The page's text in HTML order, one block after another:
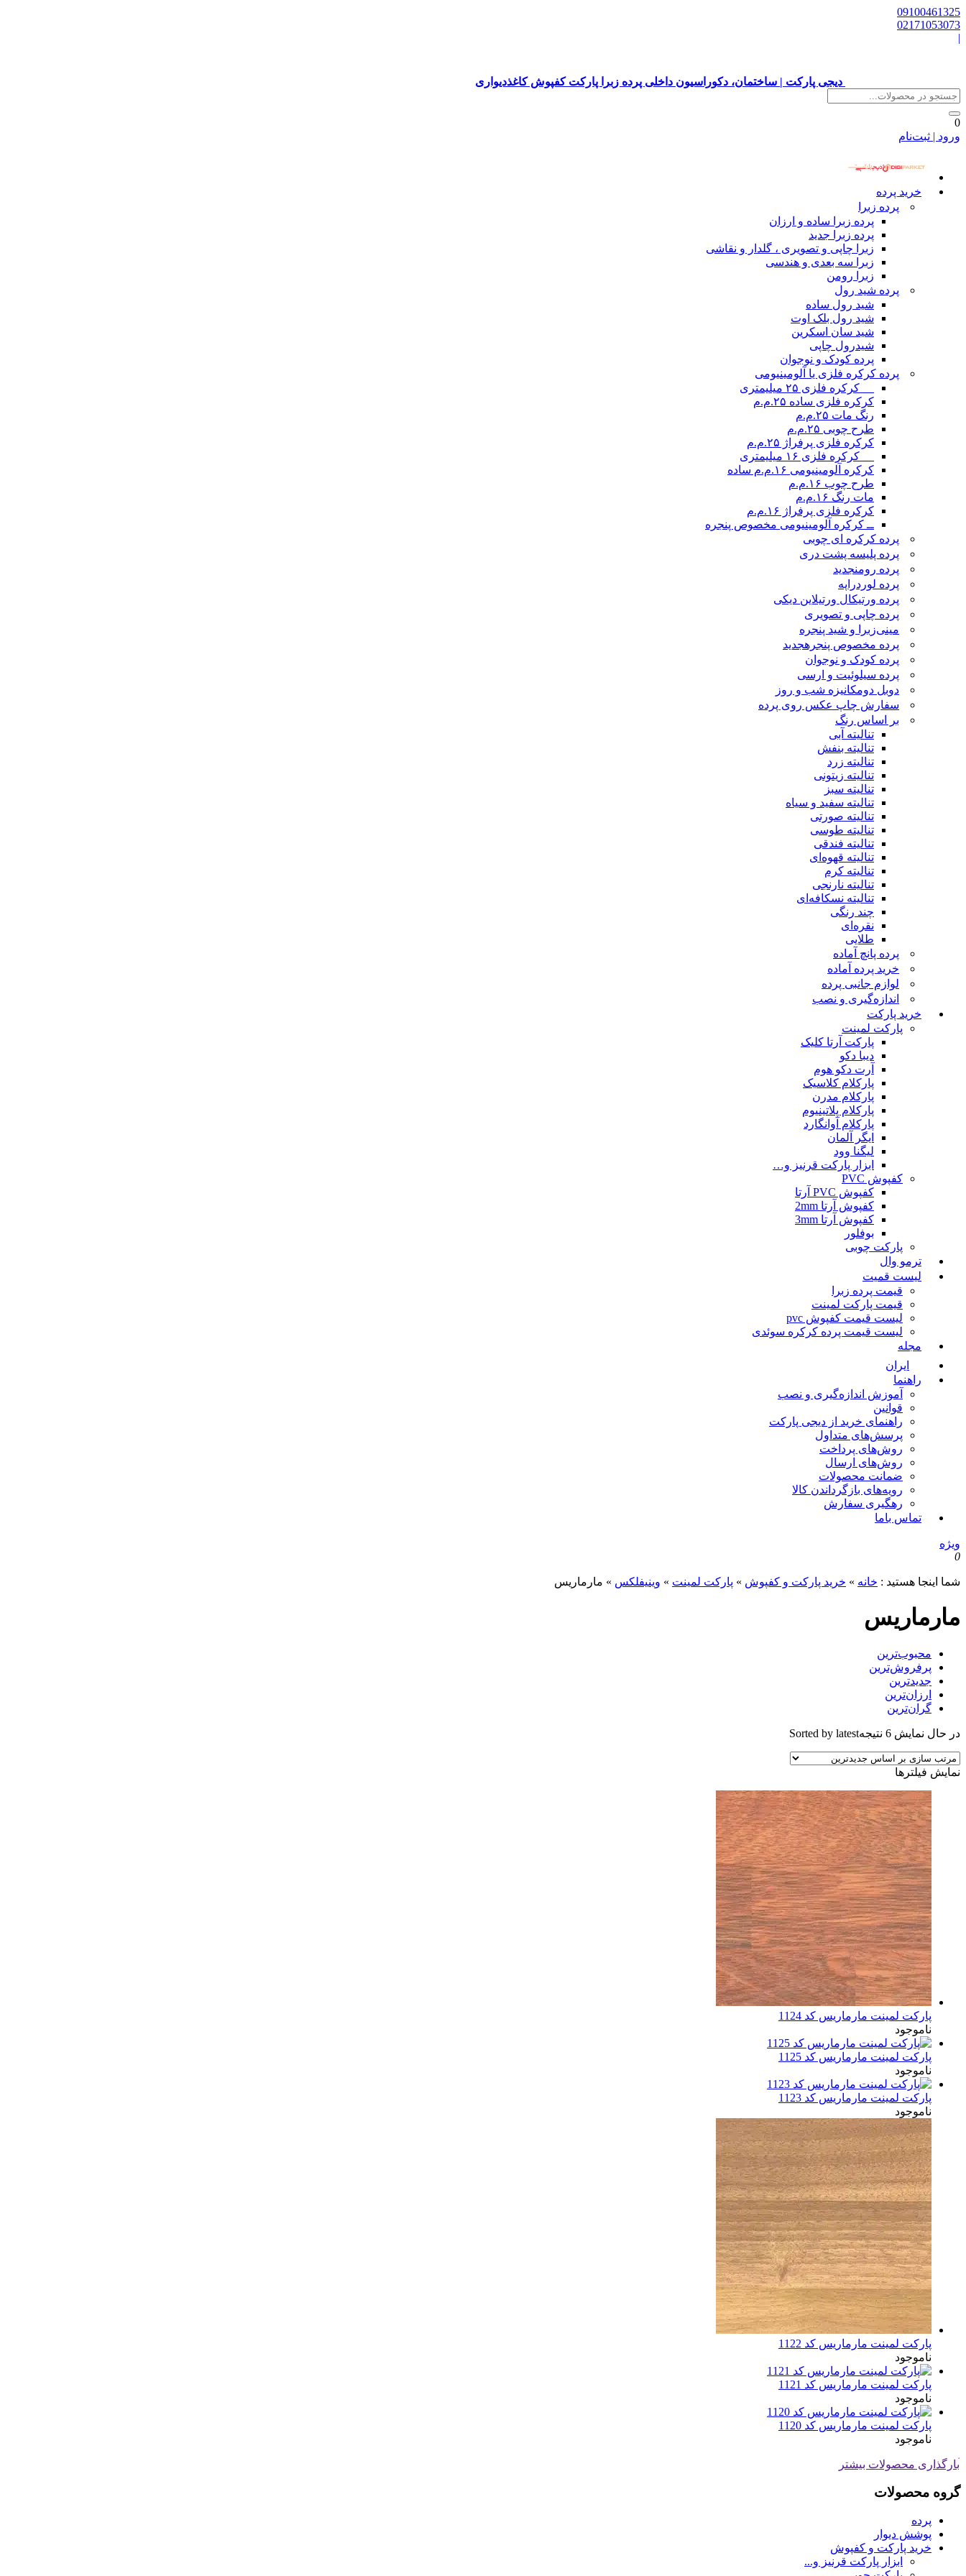
09100461325
02171053073
|
دیجی پارکت | ساختمان، دکوراسیون داخلی پرده زبرا پارکت کفپوش کاغذدیواری
0
ورود | ثبت‌نام
خرید پرده
پرده زبرا
پرده زبرا ساده و ارزان
پرده زبرا جدید
زبرا چاپی و تصویری ، گلدار و نقاشی
زبرا سه بعدی و هندسی
زبرا رومن
پرده شید رول
شید رول ساده
شید رول بلک اوت
شید سان اسکرین
شیدرول چاپی
پرده کودک و نوجوان
پرده کرکره فلزی یا آلومینیومی
__ کرکره فلزی ۲۵ میلیمتری
کرکره فلزی ساده ۲۵.م.م
رنگ مات ۲۵.م.م
طرح چوبی ۲۵.م.م
کرکره فلزی پرفراژ ۲۵.م.م
__ کرکره فلزی ۱۶ میلیمتری
کرکره آلومینیومی ۱۶.م.م ساده
طرح چوب ۱۶.م.م
مات رنگ ۱۶.م.م
کرکره فلزی پرفراژ ۱۶.م.م
ــ کرکره آلومینیومی مخصوص پنجره
پرده کرکره ای چوبی
پرده پلیسه پشت دری
پرده رومنجدید
پرده لوردراپه
پرده ورتیکال ورتیلاین دیکی
پرده چاپی و تصویری
مینی‌زبرا و شید پنجره
پرده مخصوص پنجرهجدید
پرده کودک و نوجوان
پرده سیلوئیت و ارسی
دوبل دومکانیزه شب و روز
سفارش چاپ عکس روی پرده
بر اساس رنگ
تنالیته آبی
تنالیته بنفش
تنالیته زرد
تنالیته زیتونی
تنالیته سبز
تنالیته سفید و سیاه
تنالیته صورتی
تنالیته طوسی
تنالیته فندقی
تنالیته قهوه‌ای
تنالیته کرم
تنالیته نارنجی
تنالیته نسکافه‌ای
چند رنگی
نقره‌ای
طلایی
پرده پانچ آماده
خرید پرده آماده
لوازم جانبی پرده
اندازه‌گیری و نصب
خرید پارکت
پارکت لمینت
پارکت آرتا کلیک
دیبا دکو
آرت دکو هوم
پارکلام کلاسیک
پارکلام مدرن
پارکلام پلاتینیوم
پارکلام آوانگارد
ایگر آلمان
لیگنا وود
ابزار پارکت قرنیز و…
کفپوش PVC
کفپوش PVC آرتا
کفپوش آرتا 2mm
کفپوش آرتا 3mm
بوفلور
پارکت چوبی
ترمو وال
لیست قمیت
قیمت پرده زبرا
قیمت پارکت لمینت
لیست قیمت کفپوش pvc
لیست قیمت پرده کرکره سوئدی
مجله
ایران
راهنما
آموزش اندازه‌گیری و نصب
قوانین
راهنمای خرید از دیجی پارکت
پرسش‌های متداول
روش‌های پرداخت
روش‌های ارسال
ضمانت محصولات
رویه‌های بازگرداندن کالا
رهگیری سفارش
تماس باما
ویژه
0
شما اینجا هستید : خانه » خرید پارکت و کفپوش » پارکت لمینت » وینیفلکس » مارماریس
مارماریس
محبوب‌ترین
پرفروش‌ترین
جدیدترین
ارزان‌ترین
گران‌ترین
در حال نمایش 6 نتیجه Sorted by latest
نمایش فیلترها
پارکت لمینت مارماریس کد 1124
ناموجود
پارکت لمینت مارماریس کد 1125
ناموجود
پارکت لمینت مارماریس کد 1123
ناموجود
پارکت لمینت مارماریس کد 1122
ناموجود
پارکت لمینت مارماریس کد 1121
ناموجود
پارکت لمینت مارماریس کد 1120
ناموجود
بارگذاری محصولات بیشتر
گروه محصولات
پرده
پوشش دیوار
خرید پارکت و کفپوش
ابزار پارکت قرنیز و...